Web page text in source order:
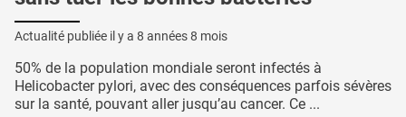
Actualité publiée il y a 8 années 8 mois
50% de la population mondiale seront infectés à
Helicobacter pylori, avec des conséquences parfois sévères
sur la santé, pouvant aller jusqu’au cancer. Ce ...